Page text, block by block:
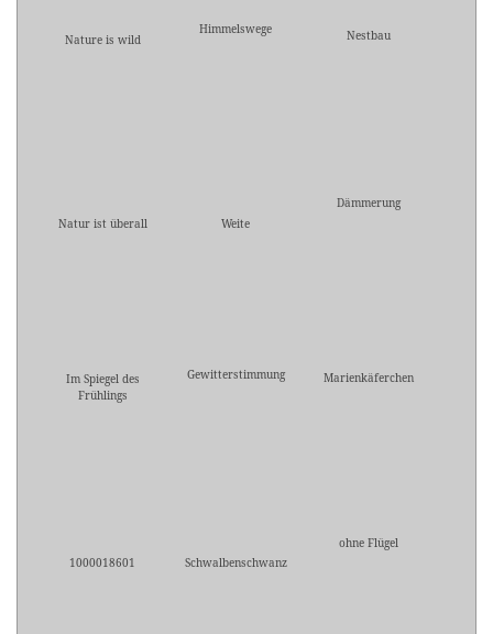
Nature is wild
Himmelswege Nestbau
Natur ist überall Weite
Dämmerung
Im Spiegel des
Frühlings
Gewitterstimmung Marienkäferchen
1000018601 Schwalbenschwanz
ohne Flügel